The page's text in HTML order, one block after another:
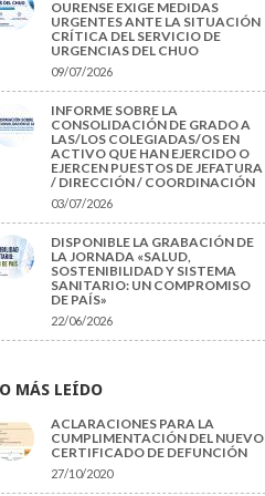
OURENSE EXIGE MEDIDAS
URGENTES ANTE LA SITUACIÓN
CRÍTICA DEL SERVICIO DE
URGENCIAS DEL CHUO
09/07/2026
INFORME SOBRE LA
CONSOLIDACIÓN DE GRADO A
LAS/LOS COLEGIADAS/OS EN
ACTIVO QUE HAN EJERCIDO O
EJERCEN PUESTOS DE JEFATURA
/ DIRECCIÓN / COORDINACIÓN
03/07/2026
DISPONIBLE LA GRABACIÓN DE
LA JORNADA «SALUD,
SOSTENIBILIDAD Y SISTEMA
SANITARIO: UN COMPROMISO
DE PAÍS»
22/06/2026
MÁS LEÍDO
ACLARACIONES PARA LA
CUMPLIMENTACIÓN DEL NUEVO
CERTIFICADO DE DEFUNCIÓN
27/10/2020